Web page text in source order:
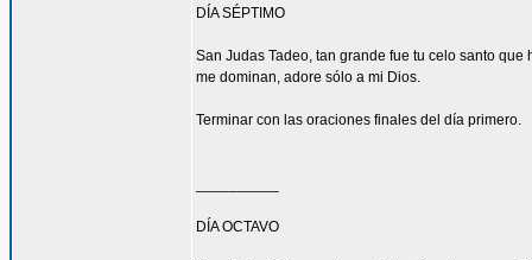
DÍA SÉPTIMO
San Judas Tadeo, tan grande fue tu celo santo
me dominan, adore sólo a mi Dios.
Terminar con las oraciones finales del día primero.
DÍA OCTAVO